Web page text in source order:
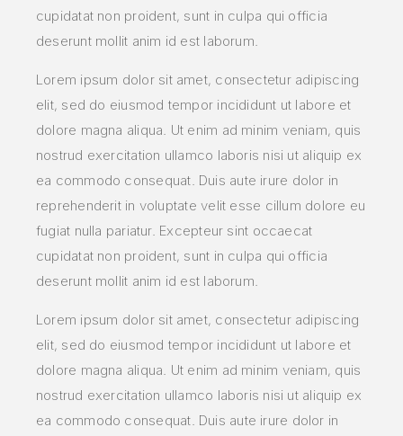
cupidatat non proident, sunt in culpa qui officia
deserunt mollit anim id est laborum.
Lorem ipsum dolor sit amet, consectetur adipiscing
elit, sed do eiusmod tempor incididunt ut labore et
dolore magna aliqua. Ut enim ad minim veniam, quis
nostrud exercitation ullamco laboris nisi ut aliquip ex
ea commodo consequat. Duis aute irure dolor in
reprehenderit in voluptate velit esse cillum dolore eu
fugiat nulla pariatur. Excepteur sint occaecat
cupidatat non proident, sunt in culpa qui officia
deserunt mollit anim id est laborum.
Lorem ipsum dolor sit amet, consectetur adipiscing
elit, sed do eiusmod tempor incididunt ut labore et
dolore magna aliqua. Ut enim ad minim veniam, quis
nostrud exercitation ullamco laboris nisi ut aliquip ex
ea commodo consequat. Duis aute irure dolor in